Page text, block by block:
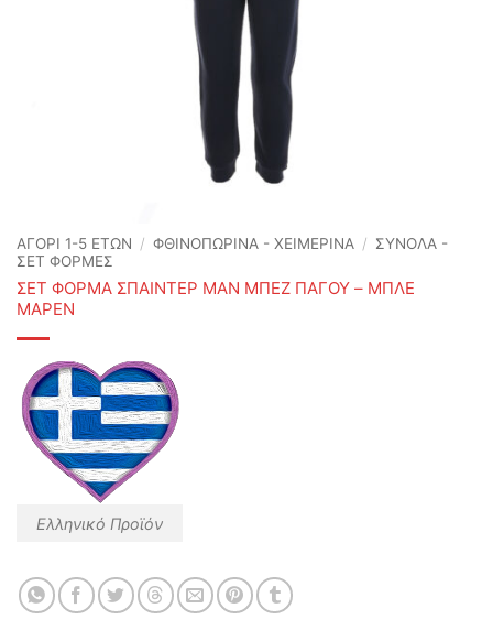
ΑΓΟΡΙ 1-5 ΕΤΩΝ / ΦΘΙΝΟΠΩΡΙΝΆ - ΧΕΙΜΕΡΙΝΆ / ΣΥΝΟΛΑ -
ΣΕΤ ΦΟΡΜΕΣ
ΣΕΤ ΦΟΡΜΑ ΣΠΑΙΝΤΕΡ ΜΑΝ ΜΠΕΖ ΠΑΓΟΥ – ΜΠΛΕ
ΜΑΡΕΝ
Ελληνικό Προϊόν